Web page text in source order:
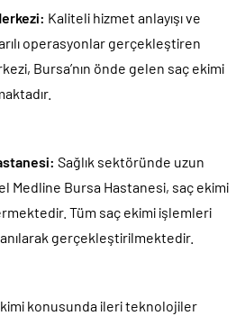
Kaliteli hizmet anlayışı ve
operasyonlar gerçekleştiren
Bursa’nın önde gelen saç ekimi
Sağlık sektöründe uzun
Medline Bursa Hastanesi, saç ekimi
Tüm saç ekimi işlemleri
gerçekleştirilmektedir.
konusunda ileri teknolojiler